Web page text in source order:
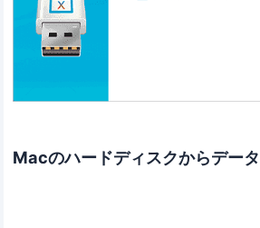
Macのハードディスクからデー